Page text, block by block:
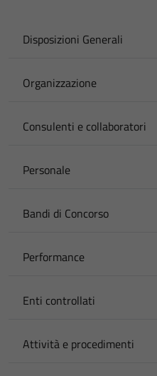
Disposizioni Generali
Organizzazione
Consulenti e collaboratori
Personale
Bandi di Concorso
Performance
Enti controllati
Attività e procedimenti